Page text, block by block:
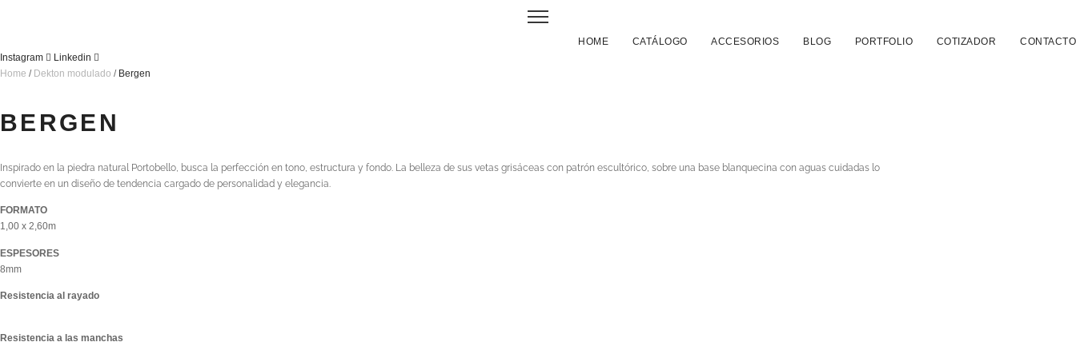
HOME CATÁLOGO ACCESORIOS BLOG PORTFOLIO COTIZADOR CONTACTO
Instagram
Linkedin
Home / Dekton modulado / Bergen
BERGEN
Inspirado en la piedra natural Portobello, busca la perfección en tono, estructura y fondo. La belleza de sus vetas grisáceas con patrón escultórico, sobre una base blanquecina con aguas cuidadas lo
convierte en un diseño de tendencia cargado de personalidad y elegancia.
FORMATO
1,00 x 2,60m
ESPESORES
8mm
Resistencia al rayado
Resistencia a las manchas